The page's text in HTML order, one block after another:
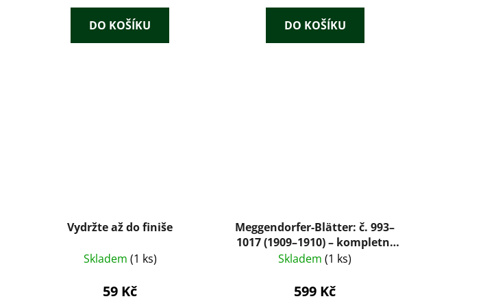
DO KOŠÍKU DO KOŠÍKU
Vydržte až do finiše
Skladem (1 ks)
59 Kč
Meggendorfer-Blätter: č. 993–
1017 (1909–1910) – kompletní
půlročník v dobové vazbě
Skladem(1 ks)
599 Kč